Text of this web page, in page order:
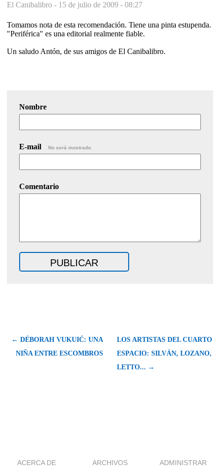
El Canibalibro - 15 de julio de 2009 - 08:27
Tomamos nota de esta recomendación. Tiene una pinta estupenda.
"Periférica" es una editorial realmente fiable.
Un saludo Antón, de sus amigos de El Canibalibro.
Nombre
E-mail No será mostrado.
Comentario
← DÉBORAH VUKUIĆ: UNA
NIÑA ENTRE ESCOMBROS
LOS ARTISTAS DEL CUARTO
ESPACIO: SILVÁN, LOZANO,
LETTO... →
ACERCA DE ARCHIVOS ADMINISTRAR